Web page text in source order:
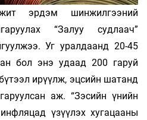
эрдэм шинжилгээний
“Залуу судлаач”
Уг уралдаанд 20-45
бол энэ удаад 200 гаруй
ирүүлж, эцсийн шатанд
аж. “Зэсийн үнийн
үзүүлэх хугацааны